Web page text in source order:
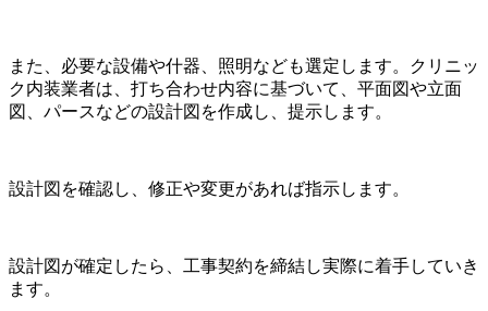
また、必要な設備や什器、照明なども選定します。クリニッ
ク内装業者は、打ち合わせ内容に基づいて、平面図や立面
図、パースなどの設計図を作成し、提示します。
設計図を確認し、修正や変更があれば指示します。
設計図が確定したら、工事契約を締結し実際に着手していき
ます。